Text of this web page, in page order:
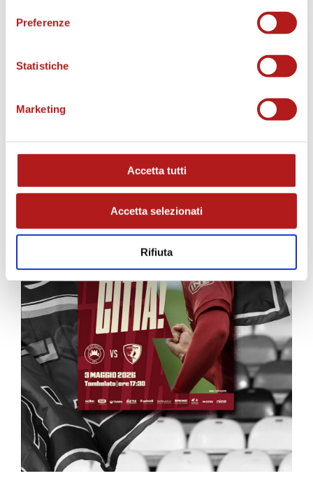
Preferenze
Statistiche
Marketing
Accetta tutti
Accetta selezionati
Rifiuta
MATCH PROGRAM